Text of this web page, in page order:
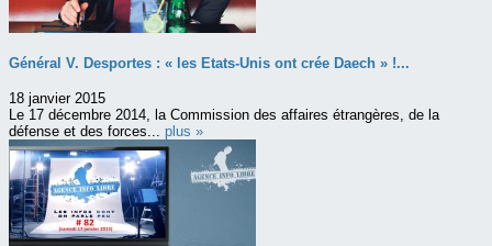
Général V. Desportes : « les Etats-Unis ont crée Daech » !...
18 janvier 2015
Le 17 décembre 2014, la Commission des affaires étrangères, de la
défense et des forces... plus »